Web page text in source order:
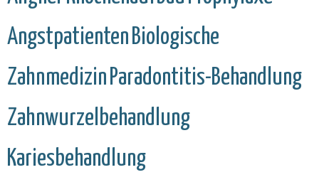
Angstpatienten Biologische
Zahnmedizin Paradontitis-Behandlung
Zahnwurzelbehandlung
Kariesbehandlung